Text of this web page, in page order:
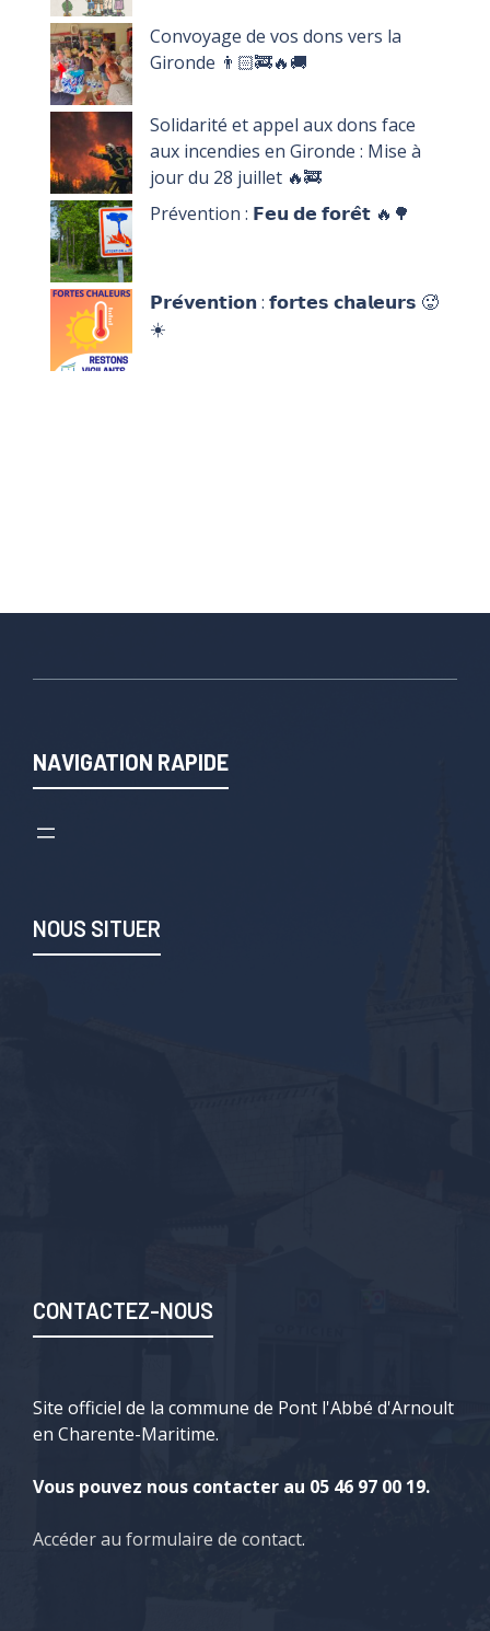
Convoyage de vos dons vers la
Gironde 👨🏻‍🚒🔥🚚
Solidarité et appel aux dons face
aux incendies en Gironde : Mise à
jour du 28 juillet 🔥🚒
Prévention : 𝗙𝗲𝘂 𝗱𝗲 𝗳𝗼𝗿𝗲̂𝘁 🔥🌳
𝗣𝗿𝗲́𝘃𝗲𝗻𝘁𝗶𝗼𝗻 : 𝗳𝗼𝗿𝘁𝗲𝘀 𝗰𝗵𝗮𝗹𝗲𝘂𝗿𝘀 🥵
☀️
NAVIGATION RAPIDE
NOUS SITUER
CONTACTEZ-NOUS
Site officiel de la commune de Pont l'Abbé d'Arnoult
en Charente-Maritime.
Vous pouvez nous contacter au 05 46 97 00 19.
Accéder au formulaire de contact.